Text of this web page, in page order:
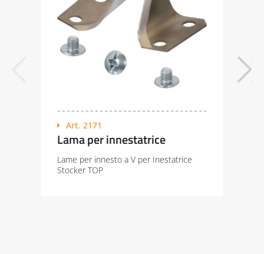
Art. 2171
Lama per innestatrice
Lame per innesto a V per Inestatrice
Stocker TOP